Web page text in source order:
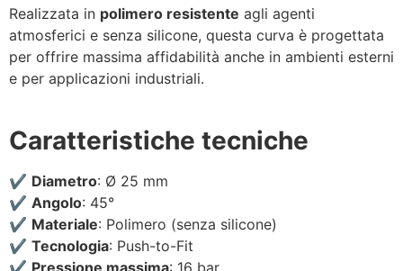
Realizzata in polimero resistente agli agenti
atmosferici e senza silicone, questa curva è progettata
per offrire massima affidabilità anche in ambienti esterni
e per applicazioni industriali.
Caratteristiche tecniche
✔️ Diametro: Ø 25 mm
✔️ Angolo: 45°
✔️ Materiale: Polimero (senza silicone)
✔️ Tecnologia: Push-to-Fit
✔️ Pressione massima: 16 bar